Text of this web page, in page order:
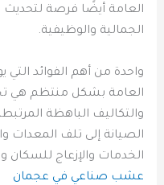
العامة أيضًا فرصة لتحديث
الجمالية والوظيفية.
واحدة من أهم الفوائد التي
العامة بشكل منتظم هي
والتكاليف الباهظة
الصيانة إلى تلف المعدات
الخدمات والإزعاج للسكان
عشب صناعي في عجمان